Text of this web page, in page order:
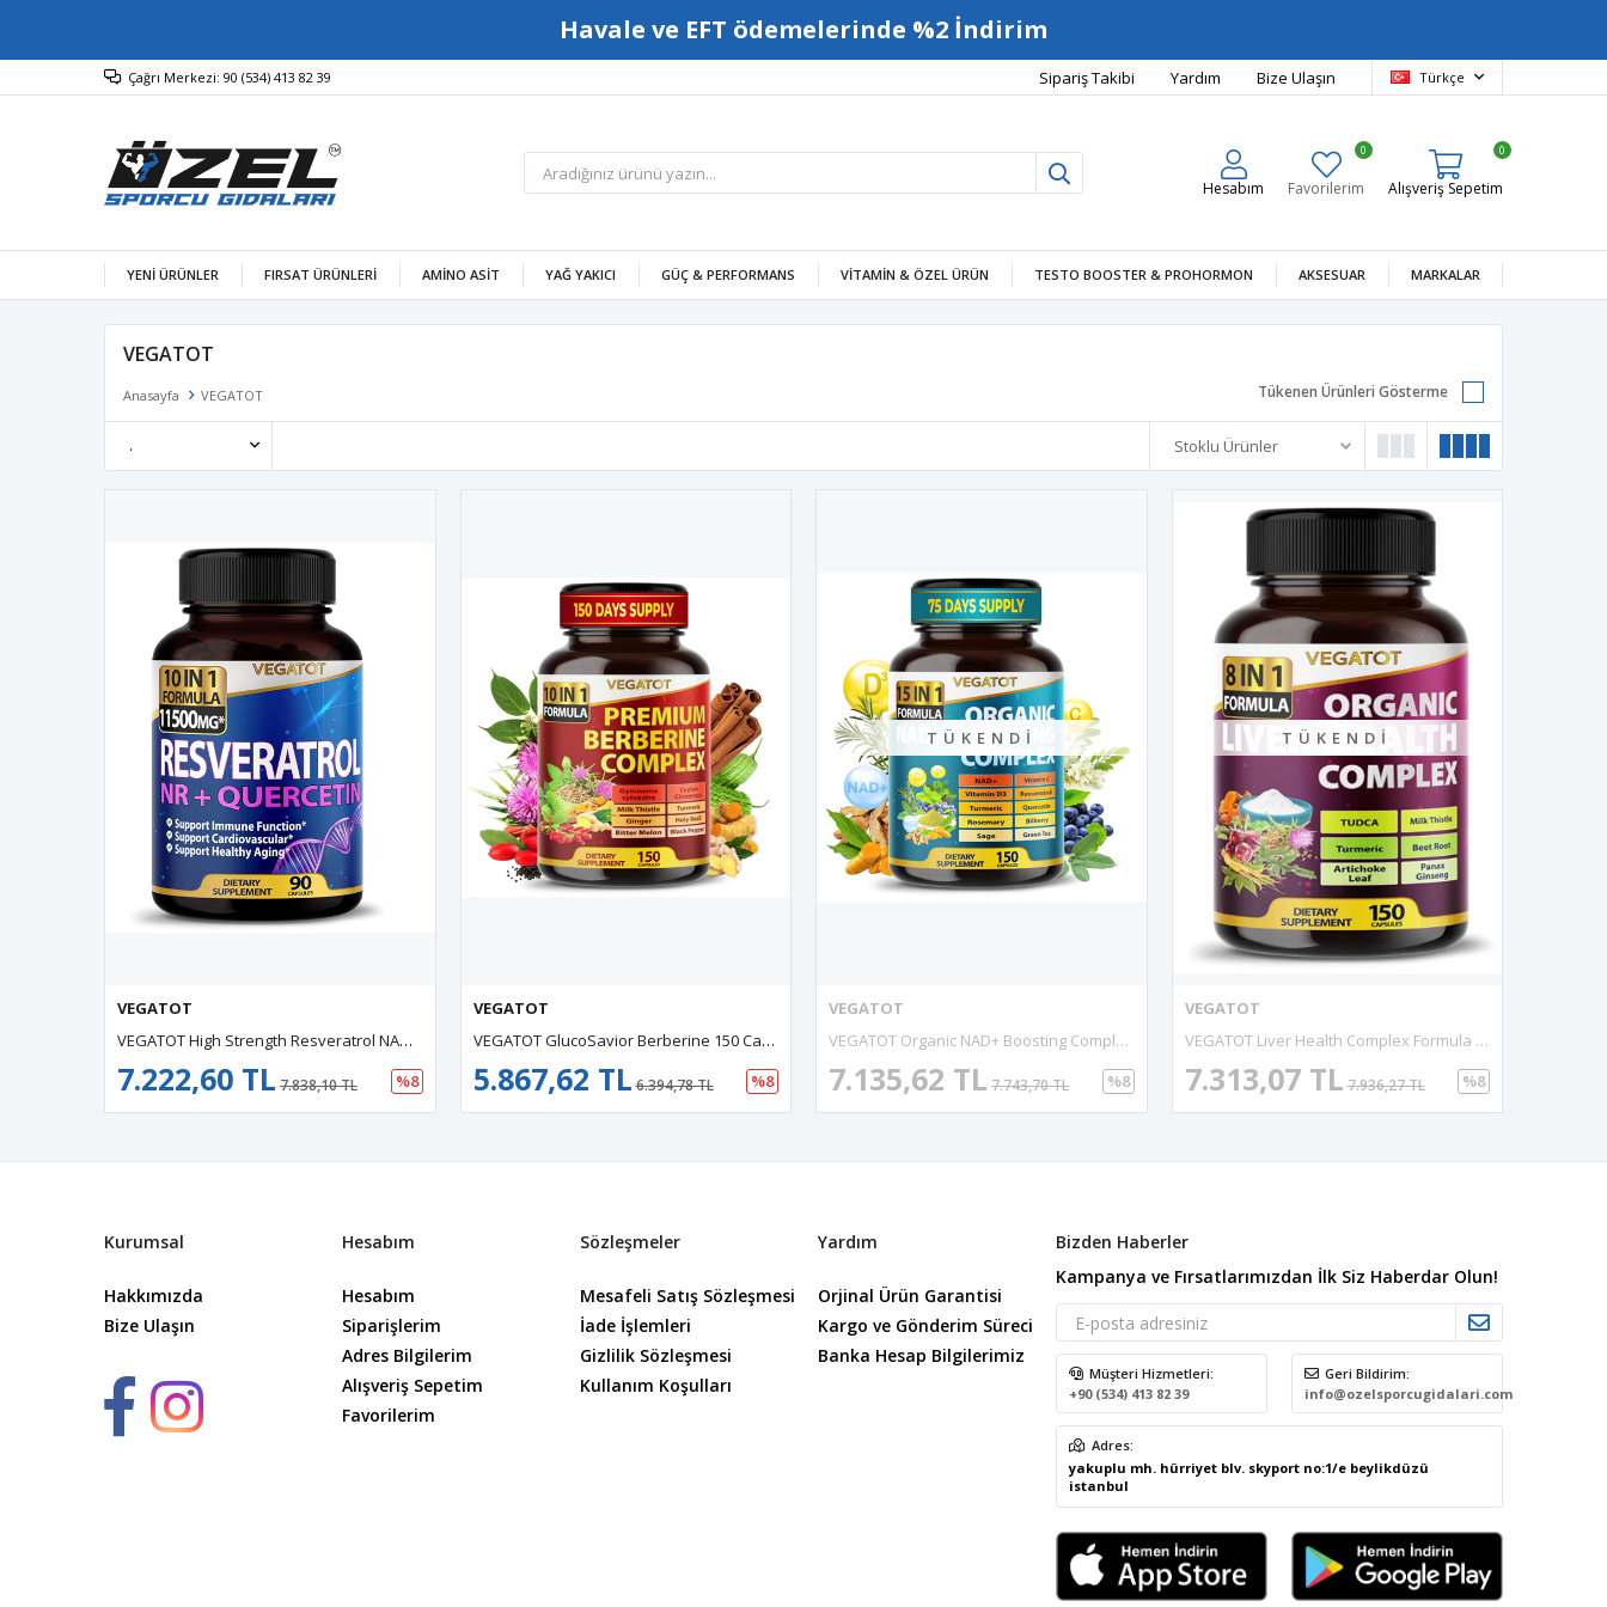
Havale ve EFT ödemelerinde %2 İndirim
Çağrı Merkezi: 90 (534) 413 82 39 Sipariş Takibi Yardım Bize Ulaşın Türkçe
Hesabım Favorilerim
0
Alışveriş Sepetim
0
YENİ ÜRÜNLER FIRSAT ÜRÜNLERİ AMINO ASIT YAĞ YAKICI GÜÇ & PERFORMANS VITAMIN & ÖZEL ÜRÜN TESTO BOOSTER & PROHORMON AKSESUAR MARKALAR
VEGATOT
Anasayfa VEGATOT Tükenen Ürünleri Gösterme
.
VEGATOT
VEGATOT High Strength Resveratrol NAD 11,500MG With Quercetin Healthy Aging Immune Brain Boost Joint 90 Capsul.Usa Amazon Best Seller 43.
7.222,60 TL 7.838,10 TL %8
VEGATOT
VEGATOT GlucoSavior Berberine 150 Capsul Ceylon Cinnamon, Bitter Melon, Gymnema - Immune, Heart Health Gastrointestinal Function.
5.867,62 TL 6.394,78 TL %8
TÜKENDI
VEGATOT
VEGATOT Organic NAD+ Boosting Complex 150 Capsul With Resveratrol, Turmeric, Quercetin, Rosemary Bilberry Sage Green Tea.Usa Menşei.44.
7.135,62 TL 7.743,70 TL %8
TÜKENDI
VEGATOT
VEGATOT Liver Health Complex Formula 150 Capsul High Potency With TUDCA, Milk Thistle, Beet Root, Artichoke Leaf, Panax Ginseng, Astragalus, Tumeric -Clean Detox Formula.
7.313,07 TL 7.936,27 TL %8
Kurumsal
Hakkımızda
Bize Ulaşın
Hesabım
Hesabım
Siparişlerim
Adres Bilgilerim
Alışveriş Sepetim
Favorilerim
Sözleşmeler
Mesafeli Satış Sözleşmesi
İade İşlemleri
Gizlilik Sözleşmesi
Kullanım Koşulları
Yardım
Orjinal Ürün Garantisi
Kargo ve Gönderim Süreci
Banka Hesap Bilgilerimiz
Bizden Haberler
Kampanya ve Fırsatlarımızdan İlk Siz Haberdar Olun!
Müşteri Hizmetleri:
+90 (534) 413 82 39
Geri Bildirim:
info@ozelsporcugidalari.com
Adres:
yakuplu mh. hürriyet blv. skyport no:1/e beylikdüzü
istanbul